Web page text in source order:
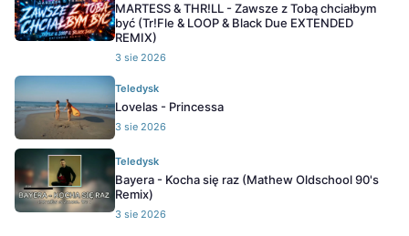
MARTESS & THR!LL - Zawsze z Tobą chciałbym
być (Tr!Fle & LOOP & Black Due EXTENDED
REMIX)
3 sie 2026
Teledysk
Lovelas - Princessa
3 sie 2026
Teledysk
Bayera - Kocha się raz (Mathew Oldschool 90's
Remix)
3 sie 2026